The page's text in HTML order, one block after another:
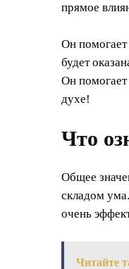
прямое
Он помогает
будет
Он
духе!
Что
Общее
складом
очень
Читайте